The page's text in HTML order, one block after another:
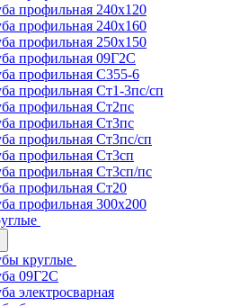
профильная 240х120
профильная 240х160
профильная 250х150
профильная 09Г2С
профильная С355-6
профильная Ст1-3пс/сп
профильная Ст2пс
профильная Ст3пс
профильная Ст3пс/сп
профильная Ст3сп
профильная Ст3сп/пс
профильная Ст20
профильная 300х200
круглые
09Г2С
электросварная